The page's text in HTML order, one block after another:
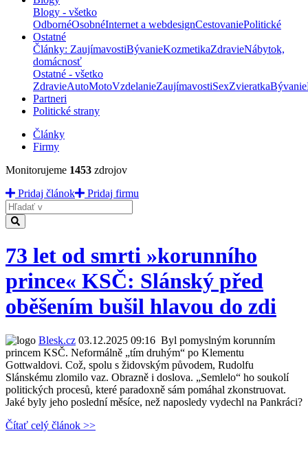
Blogy - všetko
OdbornéOsobnéInternet a webdesignCestovaniePolitické
Ostatné
Články: ZaujímavostiBývanieKozmetikaZdravieNábytok,
domácnosť
Ostatné - všetko
ZdravieAutoMotoVzdelanieZaujímavostiSexZvieratkaBývanie
Partneri
Politické strany
Články
Firmy
Monitorujeme 1453 zdrojov
Pridaj článok
Pridaj firmu
Hladať
73 let od smrti »korunního
prince« KSČ: Slánský před
oběšením bušil hlavou do zdi
Blesk.cz 03.12.2025 09:16 Byl pomyslným korunním
princem KSČ. Neformálně „tím druhým“ po Klementu
Gottwaldovi. Což, spolu s židovským původem, Rudolfu
Slánskému zlomilo vaz. Obrazně i doslova. „Semlelo“ ho soukolí
politických procesů, které paradoxně sám pomáhal zkonstruovat.
Jaké byly jeho poslední měsíce, než naposledy vydechl na Pankráci?
Čítať celý článok >>